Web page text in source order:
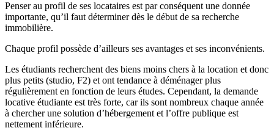
Penser au profil de ses locataires est par conséquent une donnée
importante, qu’il faut déterminer dès le début de sa recherche
immobilière.
Chaque profil possède d’ailleurs ses avantages et ses inconvénients.
Les étudiants recherchent des biens moins chers à la location et donc
plus petits (studio, F2) et ont tendance à déménager plus
régulièrement en fonction de leurs études. Cependant, la demande
locative étudiante est très forte, car ils sont nombreux chaque année
à chercher une solution d’hébergement et l’offre publique est
nettement inférieure.